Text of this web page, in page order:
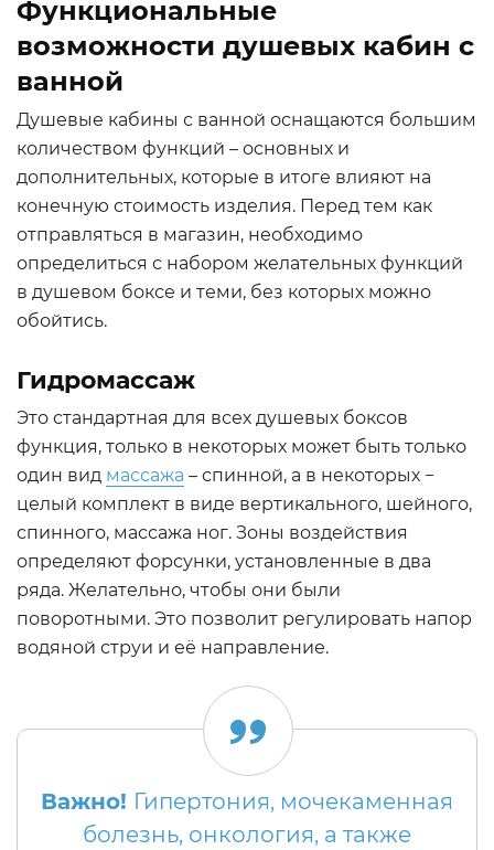
Функциональные
возможности душевых кабин с
ванной
Душевые кабины с ванной оснащаются большим
количеством функций – основных и
дополнительных, которые в итоге влияют на
конечную стоимость изделия. Перед тем как
отправляться в магазин, необходимо
определиться с набором желательных функций
в душевом боксе и теми, без которых можно
обойтись.
Гидромассаж
Это стандартная для всех душевых боксов
функция, только в некоторых может быть только
один вид массажа – спинной, а в некоторых −
целый комплект в виде вертикального, шейного,
спинного, массажа ног. Зоны воздействия
определяют форсунки, установленные в два
ряда. Желательно, чтобы они были
поворотными. Это позволит регулировать напор
водяной струи и её направление.
Важно! Гипертония, мочекаменная
болезнь, онкология, а также